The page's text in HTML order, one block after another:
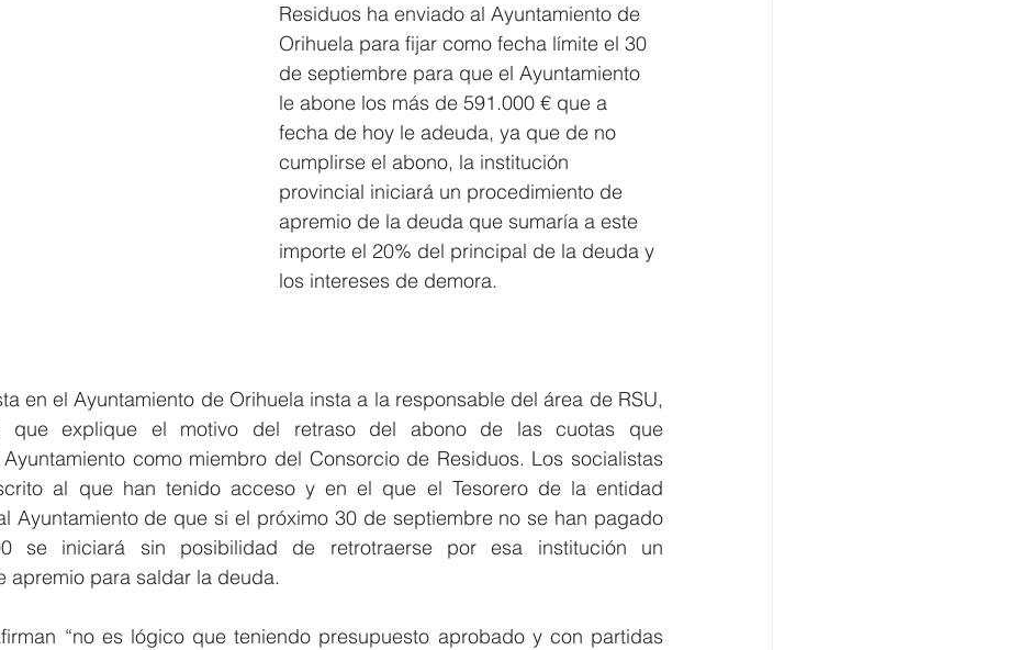
Residuos ha enviado al Ayuntamiento de
Orihuela para fijar como fecha límite el 30
de septiembre para que el Ayuntamiento
le abone los más de 591.000 € que a
fecha de hoy le adeuda, ya que de no
cumplirse el abono, la institución
provincial iniciará un procedimiento de
apremio de la deuda que sumaría a este
importe el 20% del principal de la deuda y
los intereses de demora.
en el Ayuntamiento de Orihuela insta a la responsable del área de RSU,
que explique el motivo del retraso del abono de las cuotas que
como miembro del Consorcio de Residuos. Los socialistas
al que han tenido acceso y en el que el Tesorero de la entidad
Ayuntamiento de que si el próximo 30 de septiembre no se han pagado
se iniciará sin posibilidad de retrotraerse por esa institución un
apremio para saldar la deuda.
“no es lógico que teniendo presupuesto aprobado y con partidas